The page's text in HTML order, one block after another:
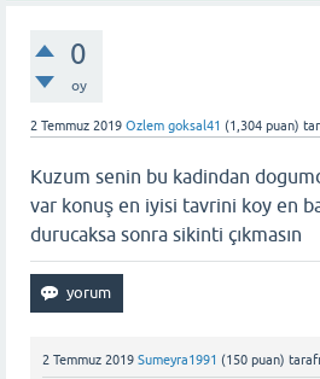
0
oy
2 Temmuz 2019 Ozlem goksal41 (1,304 puan)
Kuzum senin bu kadindan
var konuş en iyisi tavrini koy en
durucaksa sonra sikinti çıkmasın
2 Temmuz 2019 Sumeyra1991 (150 puan)